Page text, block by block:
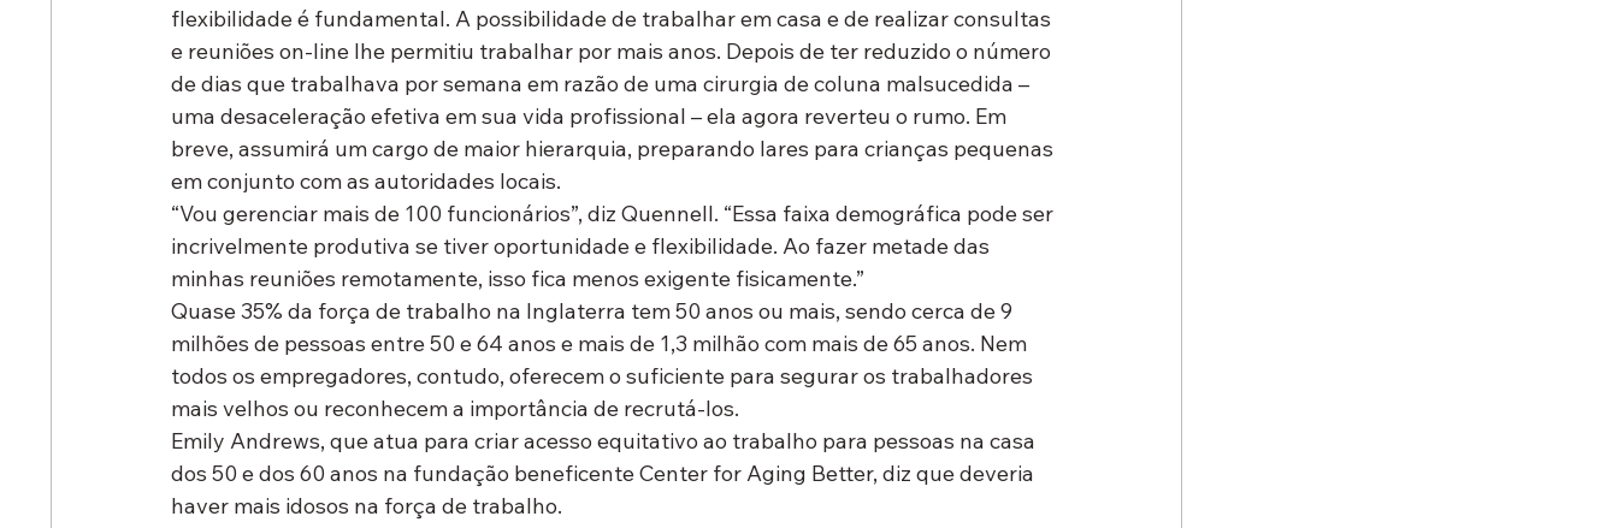
flexibilidade é fundamental. A possibilidade de trabalhar em casa e de realizar consultas
e reuniões on-line lhe permitiu trabalhar por mais anos. Depois de ter reduzido o número
de dias que trabalhava por semana em razão de uma cirurgia de coluna malsucedida –
uma desaceleração efetiva em sua vida profissional – ela agora reverteu o rumo. Em
breve, assumirá um cargo de maior hierarquia, preparando lares para crianças pequenas
em conjunto com as autoridades locais.
“Vou gerenciar mais de 100 funcionários”, diz Quennell. “Essa faixa demográfica pode ser
incrivelmente produtiva se tiver oportunidade e flexibilidade. Ao fazer metade das
minhas reuniões remotamente, isso fica menos exigente fisicamente.”
Quase 35% da força de trabalho na Inglaterra tem 50 anos ou mais, sendo cerca de 9
milhões de pessoas entre 50 e 64 anos e mais de 1,3 milhão com mais de 65 anos. Nem
todos os empregadores, contudo, oferecem o suficiente para segurar os trabalhadores
mais velhos ou reconhecem a importância de recrutá-los.
Emily Andrews, que atua para criar acesso equitativo ao trabalho para pessoas na casa
dos 50 e dos 60 anos na fundação beneficente Center for Aging Better, diz que deveria
haver mais idosos na força de trabalho.